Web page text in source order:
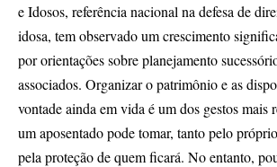
e Idosos, referência nacional na defesa de
idosa, tem observado um crescimento
por orientações sobre planejamento
associados. Organizar o patrimônio e as
vontade ainda em vida é um dos gestos mais
um aposentado pode tomar, tanto pelo
pela proteção de quem ficará. No entanto,